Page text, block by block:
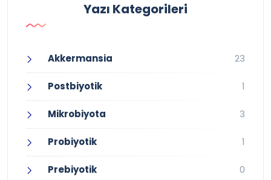
Yazı Kategorileri
Akkermansia 23
Postbiyotik 1
Mikrobiyota 3
Probiyotik 1
Prebiyotik 0